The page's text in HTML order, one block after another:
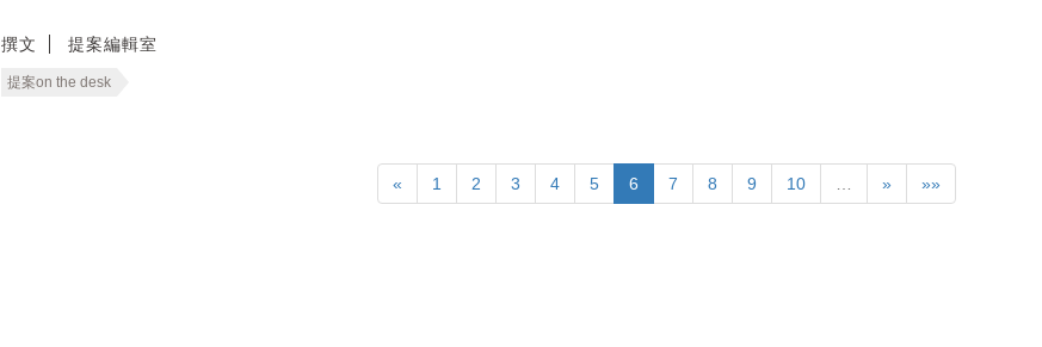
撰文 提案編輯室
提案on the desk
« 1 2 3 4 5 6 7 8 9 10 … » »»